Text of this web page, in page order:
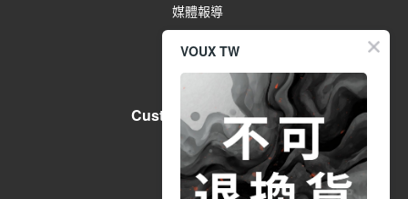
媒體報導
Customer Services
購物說明
訂單進度
VOUX TW